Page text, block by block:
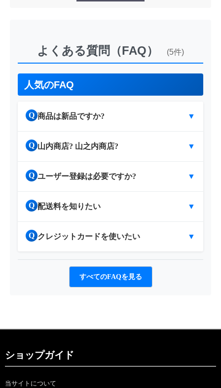
よくある質問（FAQ） (5件)
人気のFAQ
Q 商品は新品ですか? ▼
Q 山内商店? 山之内商店? ▼
Q ユーザー登録は必要ですか? ▼
Q 配送料を知りたい ▼
Q クレジットカードを使いたい ▼
すべてのFAQを見る
ショップガイド
当サイトについて